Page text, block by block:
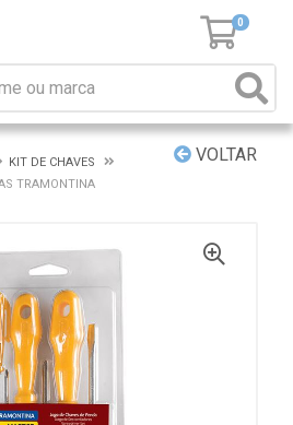
0
VOLTAR
KIT DE CHAVES
TRAMONTINA